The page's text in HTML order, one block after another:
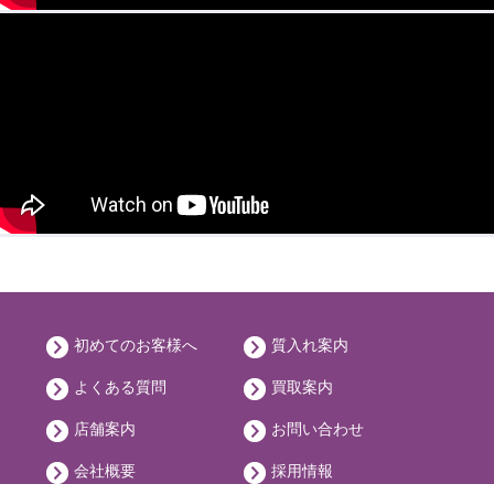
初めてのお客様へ 質入れ案内
よくある質問 買取案内
店舗案内 お問い合わせ
会社概要 採用情報